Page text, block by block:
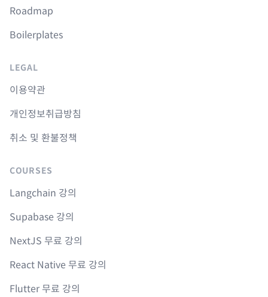
Roadmap
Boilerplates
LEGAL
이용약관
개인정보취급방침
취소 및 환불정책
COURSES
Langchain 강의
Supabase 강의
NextJS 무료 강의
React Native 무료 강의
Flutter 무료 강의